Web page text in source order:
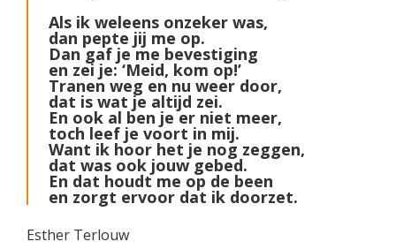
Als ik weleens onzeker was,
dan pepte jij me op.
Dan gaf je me bevestiging
en zei je: ‘Meid, kom op!’
Tranen weg en nu weer door,
dat is wat je altijd zei.
En ook al ben je er niet meer,
toch leef je voort in mij.
Want ik hoor het je nog zeggen,
dat was ook jouw gebed.
En dat houdt me op de been
en zorgt ervoor dat ik doorzet.
Esther Terlouw